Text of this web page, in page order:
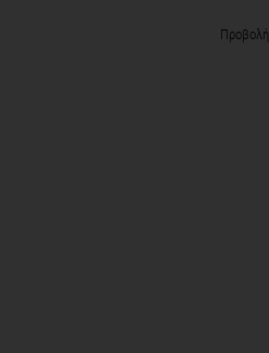
Προβολή